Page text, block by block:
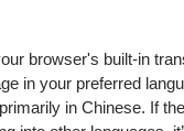
browser's built-in
in your preferred
in Chinese. If
Life
The Curious Case of
曲
之聲：宣戰時刻、失落